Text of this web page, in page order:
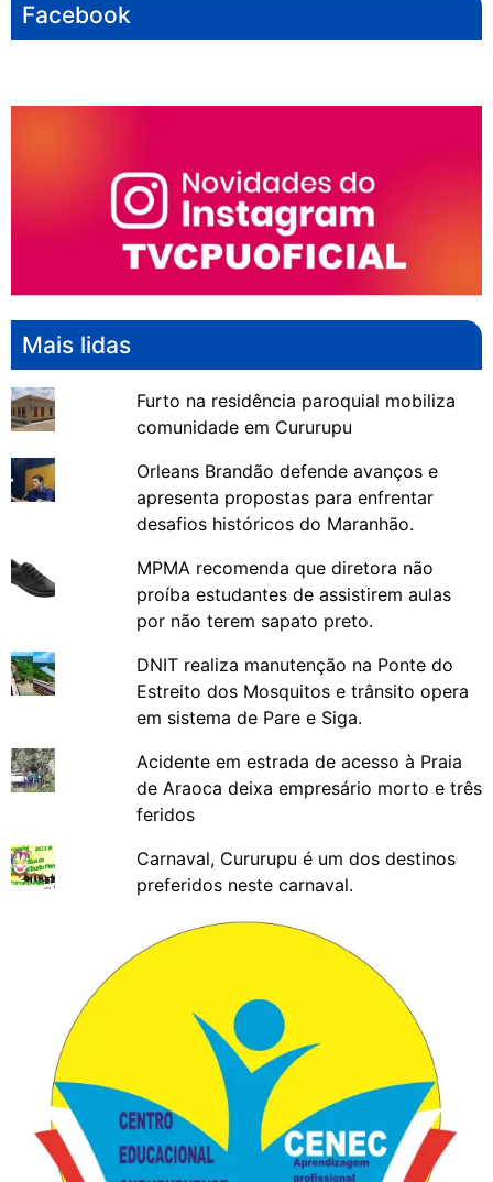
Facebook
Mais lidas
Furto na residência paroquial mobiliza
comunidade em Cururupu
Orleans Brandão defende avanços e
apresenta propostas para enfrentar
desafios históricos do Maranhão.
MPMA recomenda que diretora não
proíba estudantes de assistirem aulas
por não terem sapato preto.
DNIT realiza manutenção na Ponte do
Estreito dos Mosquitos e trânsito opera
em sistema de Pare e Siga.
Acidente em estrada de acesso à Praia
de Araoca deixa empresário morto e três
feridos
Carnaval, Cururupu é um dos destinos
preferidos neste carnaval.